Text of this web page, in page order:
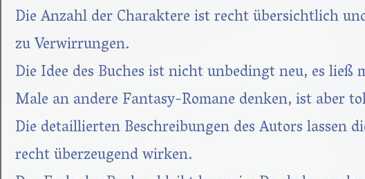
Die Anzahl der Charaktere ist recht übersichtlich
zu Verwirrungen.
Die Idee des Buches ist nicht unbedingt neu, es ließ
Male an andere Fantasy-Romane denken, ist aber
Die detaillierten Beschreibungen des Autors lassen
recht überzeugend wirken.